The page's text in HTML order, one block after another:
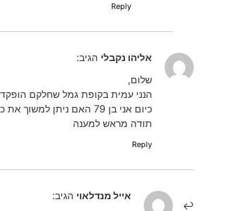
Reply
אליהו נקבלי הגיב:
שלום,
הנני עמית בקופת גמל שחלקם הופקדו משנת
כיום אני בן 79 האם ניתן למשוך את כל הקופה כולל רווחים ללא מיסוי?
תודה מראש למענה
Reply
אייל מנדלאוי הגיב: